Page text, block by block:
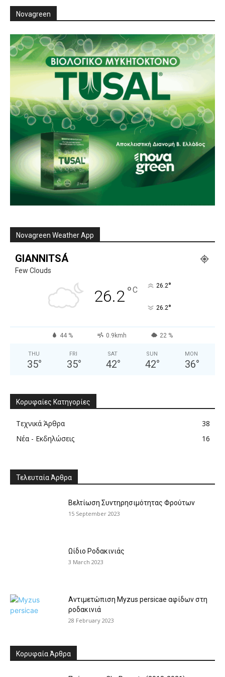
Novagreen
Novagreen Weather App
GIANNITSÁ
Few Clouds
26.2°C 26.2°
26.2°
44 % 0.9kmh 22 %
THU
35°
FRI
35°
SAT
42°
SUN
42°
MON
36°
Κορυφαίες Κατηγορίες
Τεχνικά Άρθρα
38
Νέα - Εκδηλώσεις
16
Τελευταία Άρθρα
Βελτίωση Συντηρησιμότητας Φρούτων
15 September 2023
Ωίδιο Ροδακινιάς
3 March 2023
Αντιμετώπιση Myzus persicae αφίδων στη
ροδακινιά
28 February 2023
Κορυφαία Άρθρα